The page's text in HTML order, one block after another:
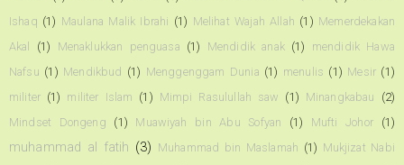
Ishaq (1) Maulana Malik Ibrahi (1) Melihat Wajah Allah (1) Memerdekakan
Akal
(1) Menaklukkan penguasa (1) Mendidik anak (1)
mendidik Hawa
Nafsu (1) Mendikbud (1) Menggenggam Dunia (1) menulis (1) Mesir (1)
militer (1) militer Islam (1) Mimpi Rasulullah saw (1) Minangkabau
(2)
Mindset Dongeng
(1) Muawiyah bin Abu Sofyan (1) Mufti Johor (1)
muhammad al fatih (3) Muhammad bin Maslamah (1) Mukjizat Nabi